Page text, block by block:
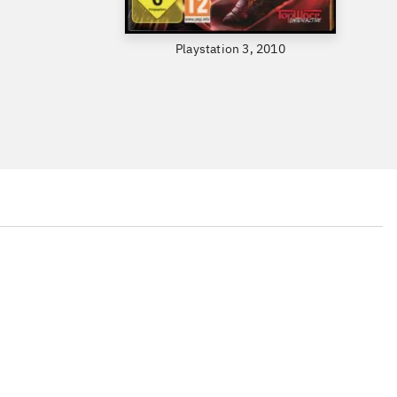
Playstation 3, 2010